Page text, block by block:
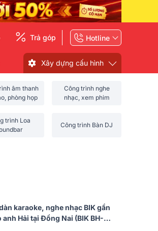
Trả góp Hotline
Xây dựng cấu hình
âm thanh
phòng họp
Công trình nghe
nhạc, xem phim
trình Loa
Công trình Bàn DJ
karaoke, nghe nhạc BIK gần
Hải tại Đồng Nai (BIK BH-